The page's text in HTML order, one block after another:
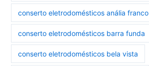
conserto eletrodomésticos anália franco
conserto eletrodomésticos barra funda
conserto eletrodomésticos bela vista